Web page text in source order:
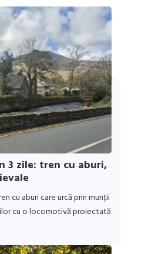
3 zile: tren cu aburi,
cu aburi care urcă prin munții
cu o locomotivă proiectată